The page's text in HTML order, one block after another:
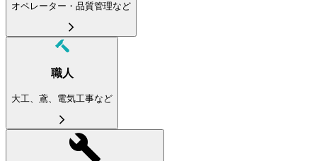
オペレーター・品質管理など
職人
大工、鳶、電気工事など